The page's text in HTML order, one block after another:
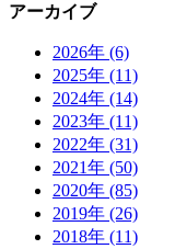
アーカイブ
2026年 (6)
2025年 (11)
2024年 (14)
2023年 (11)
2022年 (31)
2021年 (50)
2020年 (85)
2019年 (26)
2018年 (11)